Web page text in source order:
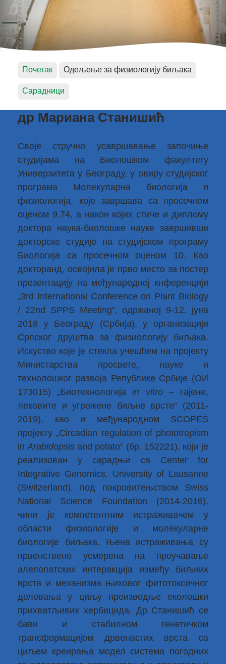
Почетак Одељење за физиологију биљака
Сарадници
др Мариана Станишић
Своје стручно усавршавање започиње
студијама на Биолошком факултету
Универзитета у Београду, у овиру студијског
програма Молекуларна биологија и
физиологија, које завршава са просечном
оценом 9.74, а након којих стиче и диплому
доктора наука-биолошке науке завршивши
докторске студије на студијском програму
Биологија са просечном оценом 10. Као
докторанд, освојила је прво место за постер
презентацију на међународној кнференцији
„3rd International Conference on Plant Biology
/ 22nd SPPS Meeting“, одржаној 9-12. јуна
2018 у Београду (Србија), у организацији
Српског друштва за физиологију биљака.
Искуство које је стекла учешћем на пројекту
Министарства просвете, науке и
технолошког развоја Републике Србије (ОИ
173015) „Биотехнологијаin vitro– гајене,
лековите и угрожене биљне врсте“ (2011-
2019), као и међународном SCOPES
пројекту „Circadian regulation of phototropism
inArabidopsis and potato“ (бр. 152221), који је
реализован у сарадњи са Center for
Integrative Genomics, University of Lausanne
(Switzerland), под покровитењством Swiss
National Science Foundation (2014-2016),
чини је компетентним истраживачем у
области физиологије и молекуларне
биологије биљака. Њена истраживања су
првенствено усмерена на проучавање
алелопатских интеракција између биљних
врста и механизма њиховог фитотоксичног
деловања у циљу производње еколошки
прихватљивих хербицида. Др Станишић се
бави и стабилном генетичком
трансформацијом дрвенастих врста са
циљем креирања модел система погодних